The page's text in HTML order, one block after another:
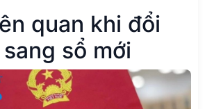
quan khi đổi
sổ mới